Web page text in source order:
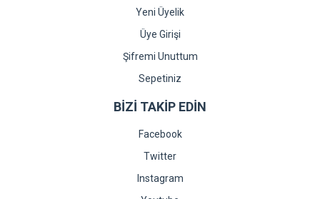
Yeni Üyelik
Üye Girişi
Şifremi Unuttum
Sepetiniz
BİZİ TAKİP EDİN
Facebook
Twitter
Instagram